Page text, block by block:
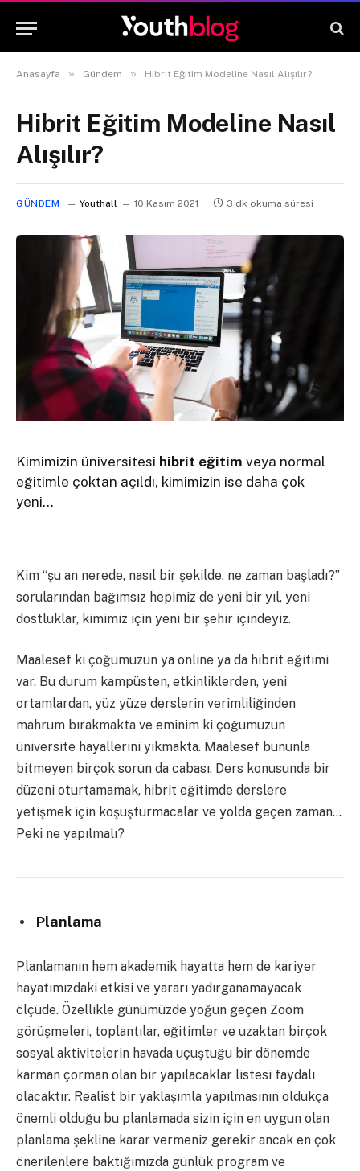
Anasayfa » Gündem » Hibrit Eğitim Modeline Nasıl Alışılır?
Hibrit Eğitim Modeline Nasıl
Alışılır?
GÜNDEM Youthall 10 Kasım 2021 3 dk okuma süresi
Kimimizin üniversitesi hibrit eğitim veya normal
eğitimle çoktan açıldı, kimimizin ise daha çok
yeni…
Kim “şu an nerede, nasıl bir şekilde, ne zaman başladı?”
sorularından bağımsız hepimiz de yeni bir yıl, yeni
dostluklar, kimimiz için yeni bir şehir içindeyiz.
Maalesef ki çoğumuzun ya online ya da hibrit eğitimi
var. Bu durum kampüsten, etkinliklerden, yeni
ortamlardan, yüz yüze derslerin verimliliğinden
mahrum bırakmakta ve eminim ki çoğumuzun
üniversite hayallerini yıkmakta. Maalesef bununla
bitmeyen birçok sorun da cabası. Ders konusunda bir
düzeni oturtamamak, hibrit eğitimde derslere
yetişmek için koşuşturmacalar ve yolda geçen zaman…
Peki ne yapılmalı?
Planlama
Planlamanın hem akademik hayatta hem de kariyer
hayatımızdaki etkisi ve yararı yadırganamayacak
ölçüde. Özellikle günümüzde yoğun geçen Zoom
görüşmeleri, toplantılar, eğitimler ve uzaktan birçok
sosyal aktivitelerin havada uçuştuğu bir dönemde
karman çorman olan bir yapılacaklar listesi faydalı
olacaktır. Realist bir yaklaşımla yapılmasının oldukça
önemli olduğu bu planlamada sizin için en uygun olan
planlama şekline karar vermeniz gerekir ancak en çok
önerilenlere baktığımızda günlük program ve